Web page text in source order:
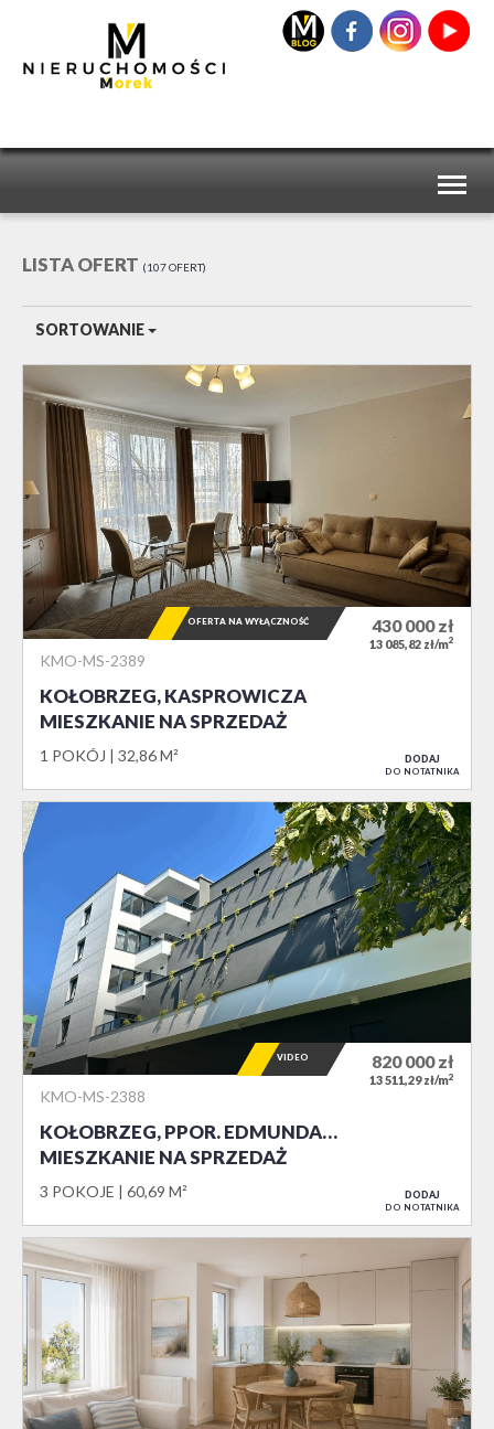
LISTA OFERT 107 OFERT
SORTOWANIE
KMO-MS-2389
KOŁOBRZEG, KASPROWICZA
MIESZKANIE NA SPRZEDAŻ
1 POKÓJ 32,86 M²
430 000zł
13 085,82 zł/m2
OFERTA NA WYŁĄCZNOŚĆ
DODAJ
DO NOTATNIKA
KMO-MS-2388
KOŁOBRZEG, PPOR. EDMUNDA…
MIESZKANIE NA SPRZEDAŻ
3 POKOJE 60,69 M²
820 000zł
13 511,29 zł/m2
VIDEO
DODAJ
DO NOTATNIKA